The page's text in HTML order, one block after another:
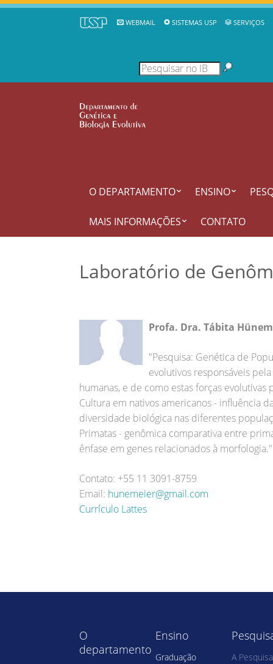
WEBMAIL SISTEMAS USP SERVIÇOS
O DEPARTAMENTO ENSINO
MAIS INFORMAÇÕES CONTATO
Laboratório de
Profa. Dra. Tábita
"Pesquisa: Genética de
evolutivos responsáveis
humanas, e de como estas forças
Cultura em nativos americanos - influência
diversidade biológica nas diferentes
Primatas - genômica comparativa entre
ênfase em genes relacionados à morfologia."
Contato: +55 11 3091-8759
Email: hunemeier@gmail.com
Currículo Lattes
O
departamento
Ensino
Graduação
A Pesquisa